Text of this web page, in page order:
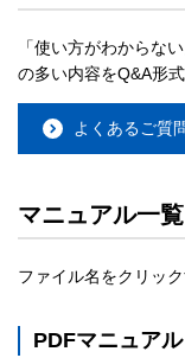
「使い方がわからな
の多い内容をQ&A形
よくあるご質
マニュアル一覧
ファイル名をクリッ
PDFマニュアル